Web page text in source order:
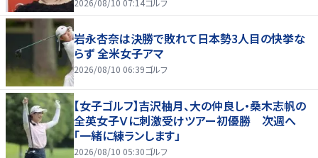
岩永杏奈は決勝で敗れて日本勢3人目の快挙な
らず 全米女子アマ
2026/08/10 06:39ゴルフ
【女子ゴルフ】吉沢柚月、大の仲良し・桑木志帆の
全英女子Ｖに刺激受けツアー初優勝 次週へ
「一緒に練ランします」
2026/08/10 05:30ゴルフ